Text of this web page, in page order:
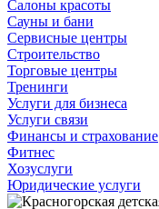
Салоны красоты
Сауны и бани
Сервисные центры
Строительство
Торговые центры
Тренинги
Услуги для бизнеса
Услуги связи
Финансы и страхование
Фитнес
Хозуслуги
Юридические услуги